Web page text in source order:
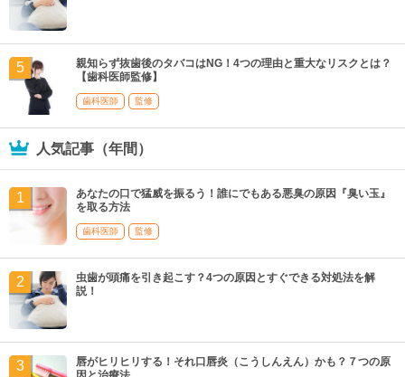
親知らず抜歯後のタバコはNG！4つの理由と重大なリスクとは？
【歯科医師監修】
歯科医師 監修
人気記事（年間）
あなたの口で猛威を振るう！誰にでもある悪臭の原因『臭い玉』
を取る方法
歯科医師 監修
虫歯が頭痛を引き起こす？4つの原因とすぐできる対処法を解
説！
唇がヒリヒリする！それ口唇炎（こうしんえん）かも？７つの原